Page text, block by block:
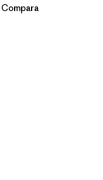
Compara